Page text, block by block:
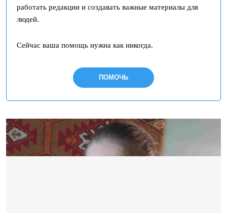
работать редакции и создавать важные материалы для
людей.
Сейчас ваша помощь нужна как никогда.
ПОМОЧЬ